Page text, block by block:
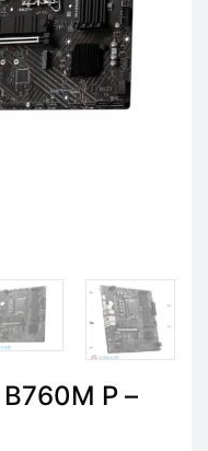
P –